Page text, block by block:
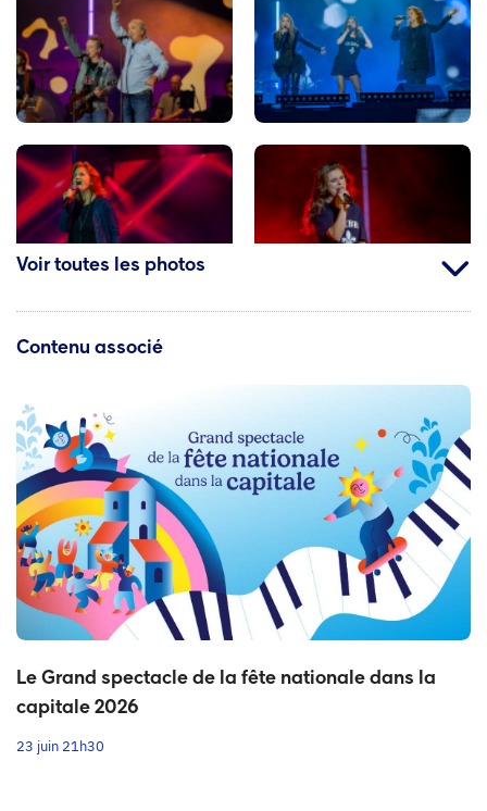
Voir toutes les photos
Contenu associé
Le Grand spectacle de la fête nationale dans la
capitale 2026
23 juin 21h30